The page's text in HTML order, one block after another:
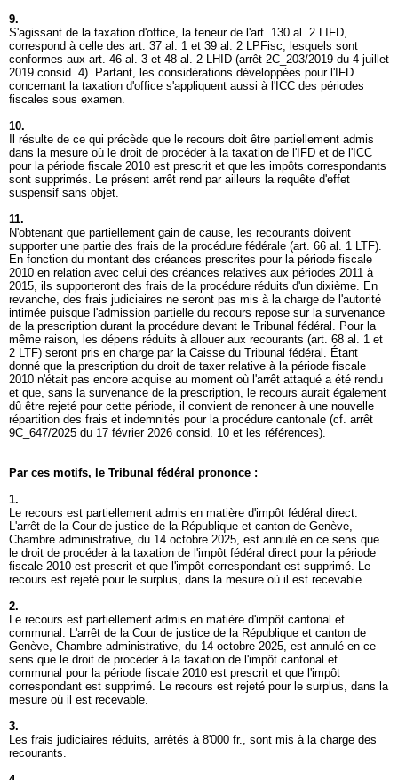
9.
S'agissant de la taxation d'office, la teneur de l'art. 130 al. 2 LIFD,
correspond à celle des art. 37 al. 1 et 39 al. 2 LPFisc, lesquels sont
conformes aux art. 46 al. 3 et 48 al. 2 LHID (arrêt 2C_203/2019 du 4 juillet
2019 consid. 4). Partant, les considérations développées pour l'IFD
concernant la taxation d'office s'appliquent aussi à l'ICC des périodes
fiscales sous examen.
10.
Il résulte de ce qui précède que le recours doit être partiellement admis
dans la mesure où le droit de procéder à la taxation de l'IFD et de l'ICC
pour la période fiscale 2010 est prescrit et que les impôts correspondants
sont supprimés. Le présent arrêt rend par ailleurs la requête d'effet
suspensif sans objet.
11.
N'obtenant que partiellement gain de cause, les recourants doivent
supporter une partie des frais de la procédure fédérale (art. 66 al. 1 LTF).
En fonction du montant des créances prescrites pour la période fiscale
2010 en relation avec celui des créances relatives aux périodes 2011 à
2015, ils supporteront des frais de la procédure réduits d'un dixième. En
revanche, des frais judiciaires ne seront pas mis à la charge de l'autorité
intimée puisque l'admission partielle du recours repose sur la survenance
de la prescription durant la procédure devant le Tribunal fédéral. Pour la
même raison, les dépens réduits à allouer aux recourants (art. 68 al. 1 et
2 LTF) seront pris en charge par la Caisse du Tribunal fédéral. Étant
donné que la prescription du droit de taxer relative à la période fiscale
2010 n'était pas encore acquise au moment où l'arrêt attaqué a été rendu
et que, sans la survenance de la prescription, le recours aurait également
dû être rejeté pour cette période, il convient de renoncer à une nouvelle
répartition des frais et indemnités pour la procédure cantonale (cf. arrêt
9C_647/2025 du 17 février 2026 consid. 10 et les références).
Par ces motifs, le Tribunal fédéral prononce :
1.
Le recours est partiellement admis en matière d'impôt fédéral direct.
L'arrêt de la Cour de justice de la République et canton de Genève,
Chambre administrative, du 14 octobre 2025, est annulé en ce sens que
le droit de procéder à la taxation de l'impôt fédéral direct pour la période
fiscale 2010 est prescrit et que l'impôt correspondant est supprimé. Le
recours est rejeté pour le surplus, dans la mesure où il est recevable.
2.
Le recours est partiellement admis en matière d'impôt cantonal et
communal. L'arrêt de la Cour de justice de la République et canton de
Genève, Chambre administrative, du 14 octobre 2025, est annulé en ce
sens que le droit de procéder à la taxation de l'impôt cantonal et
communal pour la période fiscale 2010 est prescrit et que l'impôt
correspondant est supprimé. Le recours est rejeté pour le surplus, dans la
mesure où il est recevable.
3.
Les frais judiciaires réduits, arrêtés à 8'000 fr., sont mis à la charge des
recourants.